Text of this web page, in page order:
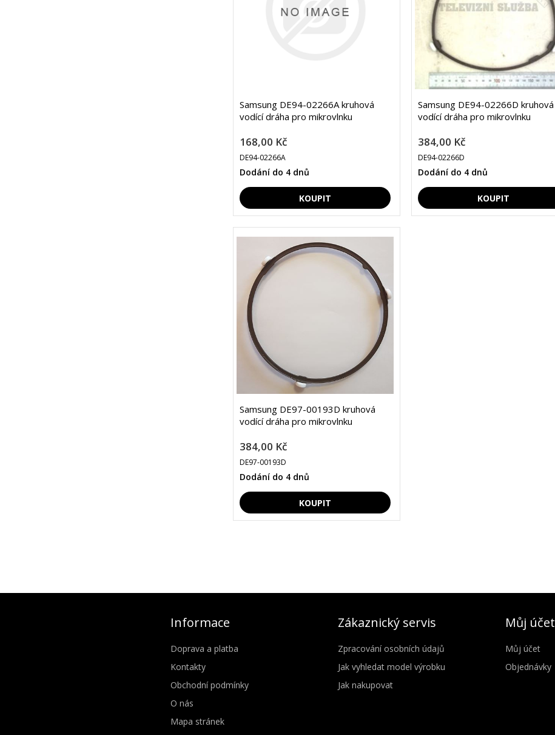
Samsung DE94-02266A kruhová
vodící dráha pro mikrovlnku
168,00 Kč
DE94-02266A
Dodání do 4 dnů
Samsung DE94-02266D kruhová
vodící dráha pro mikrovlnku
384,00 Kč
DE94-02266D
Dodání do 4 dnů
Samsung DE97-00193D kruhová
vodící dráha pro mikrovlnku
384,00 Kč
DE97-00193D
Dodání do 4 dnů
Informace
Doprava a platba
Kontakty
Obchodní podmínky
O nás
Mapa stránek
Zákaznický servis
Zpracování osobních údajů
Jak vyhledat model výrobku
Jak nakupovat
Můj účet
Můj účet
Objednávky